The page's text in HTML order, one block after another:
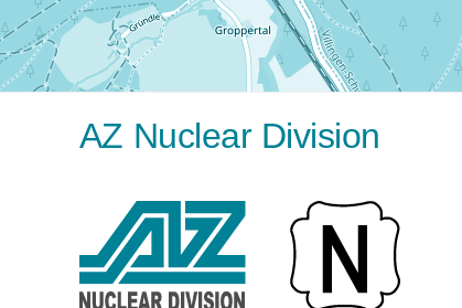
AZ Nuclear Division